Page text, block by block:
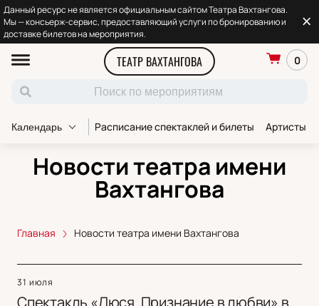
Данный ресурс не является официальным сайтом Театра Вахтангова.
Мы — консьерж-сервис, предоставляющий услуги по бронированию и
доставке билетов на мероприятия.
ТЕАТР ВАХТАНГОВА 0
Календарь Расписание спектаклей и билеты Артисты
Новости театра имени
Вахтангова
Главная Новости театра имени Вахтангова
31 июля
Спектакль «Люся. Признание в любви» в